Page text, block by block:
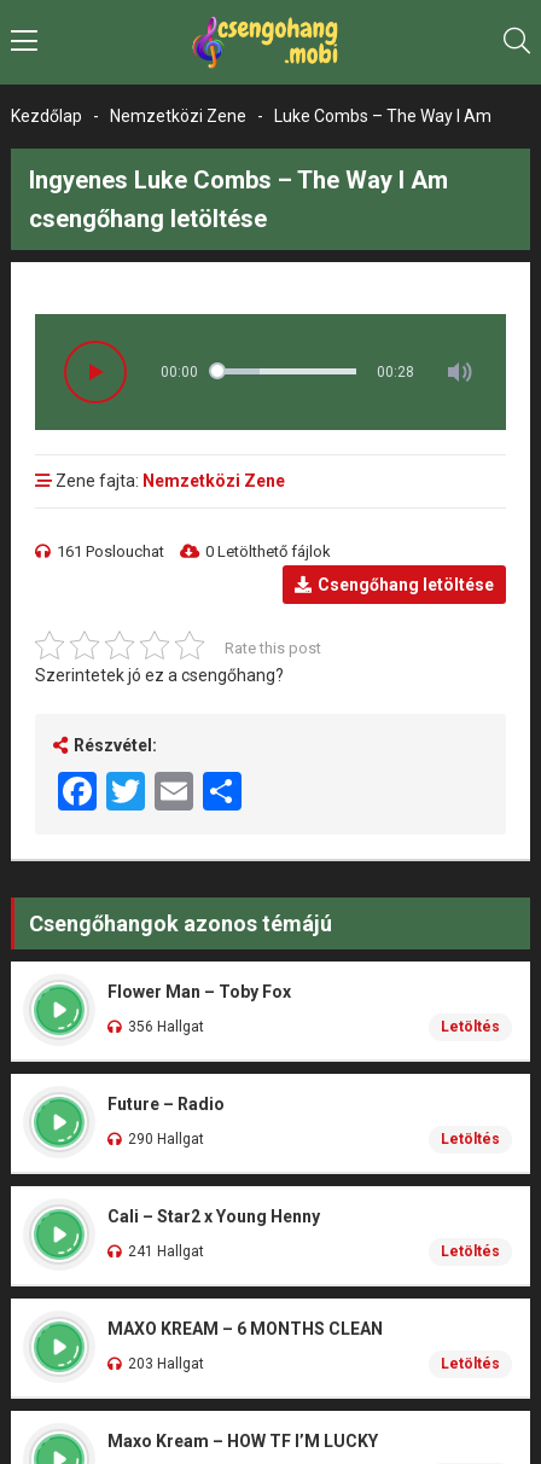
Kezdőlap - Nemzetközi Zene - Luke Combs – The Way I Am
Ingyenes Luke Combs – The Way I Am
csengőhang letöltése
00:00 00:28
Zene fajta: Nemzetközi Zene
161 Poslouchat 0 Letölthető fájlok
Csengőhang letöltése
Rate this post
Szerintetek jó ez a csengőhang?
Részvétel:
Facebook
Twitter
EmailShare
Csengőhangok azonos témájú
Flower Man – Toby Fox
356 Hallgat Letöltés
Future – Radio
290 Hallgat Letöltés
Cali – Star2 x Young Henny
241 Hallgat Letöltés
MAXO KREAM – 6 MONTHS CLEAN
203 Hallgat Letöltés
Maxo Kream – HOW TF I’M LUCKY